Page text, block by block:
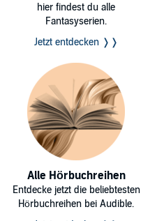
hier findest du alle
Fantasyserien.
Jetzt entdecken ❭❭
Alle Hörbuchreihen
Entdecke jetzt die beliebtesten
Hörbuchreihen bei Audible.